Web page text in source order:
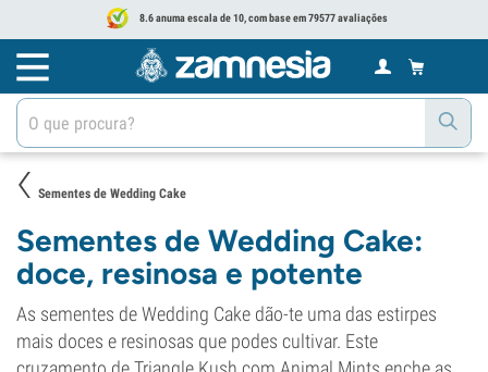
8.6 anuma escala de 10, com base em 79577 avaliações
Sementes de Wedding Cake
Sementes de Wedding Cake:
doce, resinosa e potente
As sementes de Wedding Cake dão-te uma das estirpes
mais doces e resinosas que podes cultivar. Este